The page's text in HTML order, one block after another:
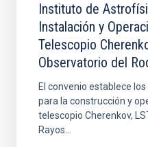
Instituto de
Instalación y
Telescopio
Observatorio del
El convenio establece
para la construcción y
telescopio Cherenkov,
Rayos...